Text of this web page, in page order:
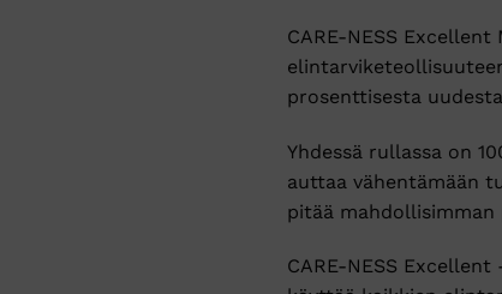
CARE-NESS
prosenttisesta
Yhdessä rullassa on
auttaa vähentämään
pitää mahdollisimman
CARE-NESS